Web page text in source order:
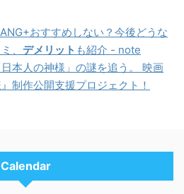
おすすめしない？今後どうな
、 デメリット も紹介 - note
本人の神様」の謎を追う。 映画
制作公開支援プロジェクト！
Calendar